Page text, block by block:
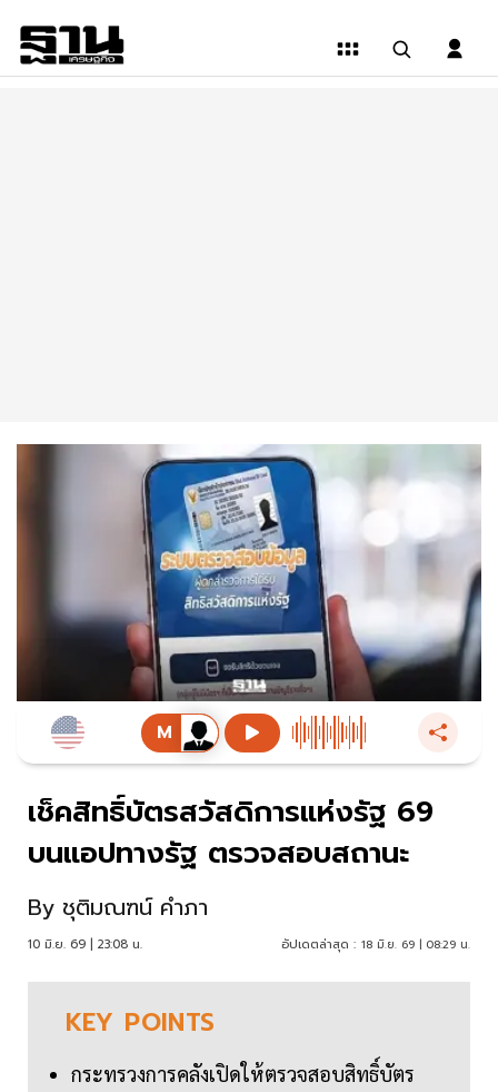
เช็คสิทธิ์บัตรสวัสดิการแห่งรัฐ 69
บนแอปทางรัฐ ตรวจสอบสถานะ
By ชุติมณฑน์ คำภา
10 มิ.ย. 69 | 23:08 น. อัปเดตล่าสุด : 18 มิ.ย. 69 | 08:29 น.
KEY POINTS
กระทรวงการคลังเปิดให้ตรวจสอบสิทธิ์บัตร